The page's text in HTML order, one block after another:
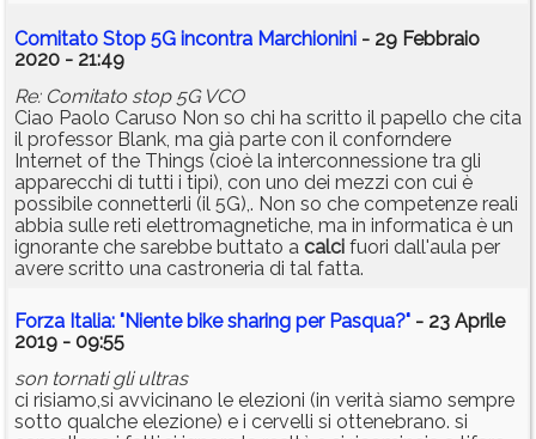
Comitato Stop 5G incontra Marchionini - 29 Febbraio
2020 - 21:49
Re: Comitato stop 5G VCO
Ciao Paolo Caruso Non so chi ha scritto il papello che cita
il professor Blank, ma già parte con il conforndere
Internet of the Things (cioè la interconnessione tra gli
apparecchi di tutti i tipi), con uno dei mezzi con cui è
possibile connetterli (il 5G),. Non so che competenze reali
abbia sulle reti elettromagnetiche, ma in informatica è un
ignorante che sarebbe buttato a calci fuori dall'aula per
avere scritto una castroneria di tal fatta.
Forza Italia: "Niente bike sharing per Pasqua?" - 23 Aprile
2019 - 09:55
son tornati gli ultras
ci risiamo,si avvicinano le elezioni (in verità siamo sempre
sotto qualche elezione) e i cervelli si ottenebrano. si